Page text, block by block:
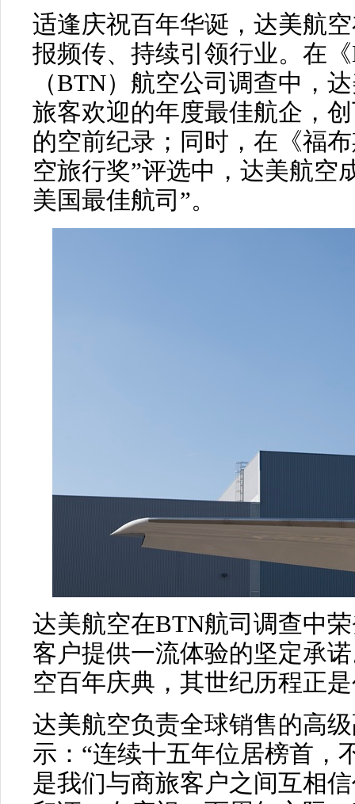
适逢庆祝百年华诞，达美航
报频传、持续引领行业。在《
（BTN）航空公司调查中，
旅客欢迎的年度最佳航企，
的空前纪录；同时，在《福
空旅行奖”评选中，达美航空
美国最佳航司”。
达美航空在BTN航司调查中
客户提供一流体验的坚定承
空百年庆典，其世纪历程正
达美航空负责全球销售的高级
示：“连续十五年位居榜首，
是我们与商旅客户之间互相